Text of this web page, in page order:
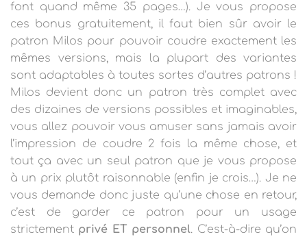
font quand même 35 pages…). Je vous propose
ces bonus gratuitement, il faut bien sûr avoir le
patron Milos pour pouvoir coudre exactement les
mêmes versions, mais la plupart des variantes
sont adaptables à toutes​ sortes​ d’autres patrons !
Milos devient donc un patron très complet avec
des dizaines de versions possibles et imaginables,
vous allez pouvoir vous amuser sans jamais avoir
l’impression de coudre 2 fois la même chose, et
tout ça avec un seul patron que je vous propose
à un prix plutôt raisonnable (enfin je crois…). Je ne
vous demande donc juste qu’une chose en retour,
c’est de garder ce patron pour un usage
strictement privé ET personnel. C’est-à-dire qu’on